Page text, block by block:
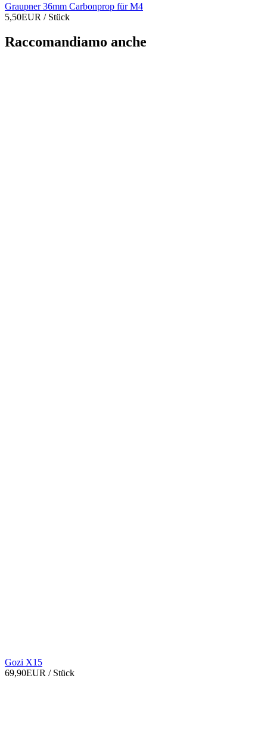
Graupner 36mm Carbonprop für M4
5,50EUR / Stück
Raccomandiamo anche
Gozi X15
69,90EUR / Stück